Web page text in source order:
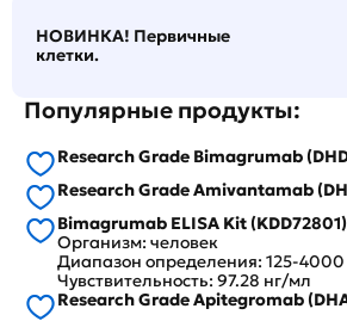
НОВИНКА! Первичные
клетки.
Популярные продукты:
Research Grade Bimagrumab
Research Grade Amivantamab
Bimagrumab ELISA Kit (KDD72801)
Организм: человек
Диапазон определения: 125-
Чувствительность: 97.28 нг/мл
Research Grade Apitegromab